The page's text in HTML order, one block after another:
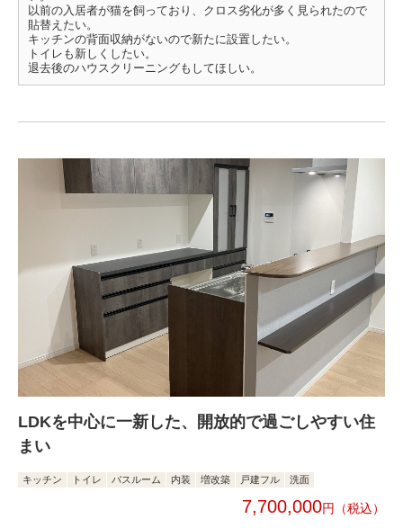
以前の入居者が猫を飼っており、クロス劣化が多く見られたので
貼替えたい。
キッチンの背面収納がないので新たに設置したい。
トイレも新しくしたい。
退去後のハウスクリーニングもしてほしい。
LDKを中心に一新した、開放的で過ごしやすい住
まい
キッチン トイレ バスルーム 内装 増改築 戸建フル 洗面
7,700,000円